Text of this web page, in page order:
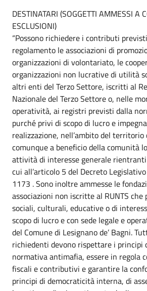
DESTINATARI (SOGGETTI AMMESSI A
ESCLUSIONI)
“Possono richiedere i contributi
regolamento le associazioni di
organizzazioni di volontariato, le
organizzazioni non lucrative di utilità
altri enti del Terzo Settore, iscritti al
Nazionale del Terzo Settore o, nelle
operatività, ai registri previsti dalla
purché privi di scopo di lucro e
realizzazione, nell’ambito del territorio
comunque a beneficio della comunità
attività di interesse generale
cui all’articolo 5 del Decreto
1173 . Sono inoltre ammesse le
associazioni non iscritte al RUNTS
sociali, culturali, educative o di
scopo di lucro e con sede legale e
del Comune di Lesignano de’ Bagni.
richiedenti devono rispettare i principi
normativa antimafia, essere in regola
fiscali e contributivi e garantire la
principi di democraticità interna, di